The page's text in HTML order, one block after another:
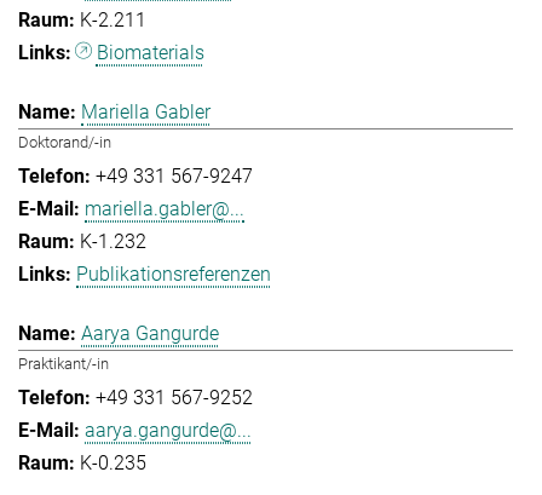
K-2.211
Biomaterials
Mariella Gabler
Doktorand/-in
+49 331 567-9247
mariella.gabler@...
K-1.232
Publikationsreferenzen
Aarya Gangurde
Praktikant/-in
+49 331 567-9252
aarya.gangurde@...
K-0.235